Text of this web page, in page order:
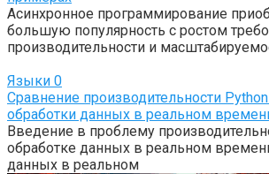
Асинхронное программирование
большую популярность с ростом
производительности и
Языки 0
Сравнение производительности Python
обработки данных в реальном
Введение в проблему
обработке данных в реальном
данных в реальном